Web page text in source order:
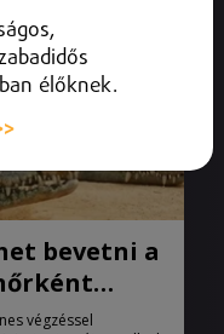
bevetni a
végzéssel
élőknek.